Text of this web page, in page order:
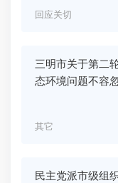
回应关切
三明市关于第二
态环境问题不容
其它
民主党派市级组